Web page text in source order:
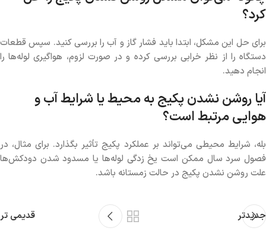
کرد؟
برای حل این مشکل، ابتدا باید فشار گاز و آب را بررسی کنید. سپس قطعات
دستگاه را از نظر خرابی بررسی کرده و در صورت لزوم، هواگیری لوله‌ها را
انجام دهید.
آیا روشن نشدن پکیج به محیط یا شرایط آب و
هوایی مرتبط است؟
بله، شرایط محیطی می‌تواند بر عملکرد پکیج تأثیر بگذارد. برای مثال، در
فصول سرد سال ممکن است یخ زدگی لوله‌ها یا مسدود شدن دودکش‌ها
علت روشن نشدن پکیج در حالت زمستانه باشد.
جدیدتر قدیمی تر